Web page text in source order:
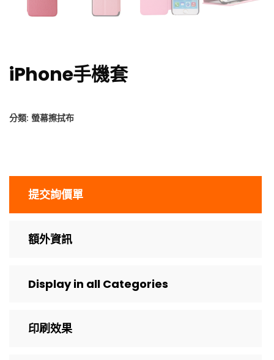
iPhone手機套
分類: 螢幕擦拭布
提交詢價單
額外資訊
Display in all Categories
印刷效果